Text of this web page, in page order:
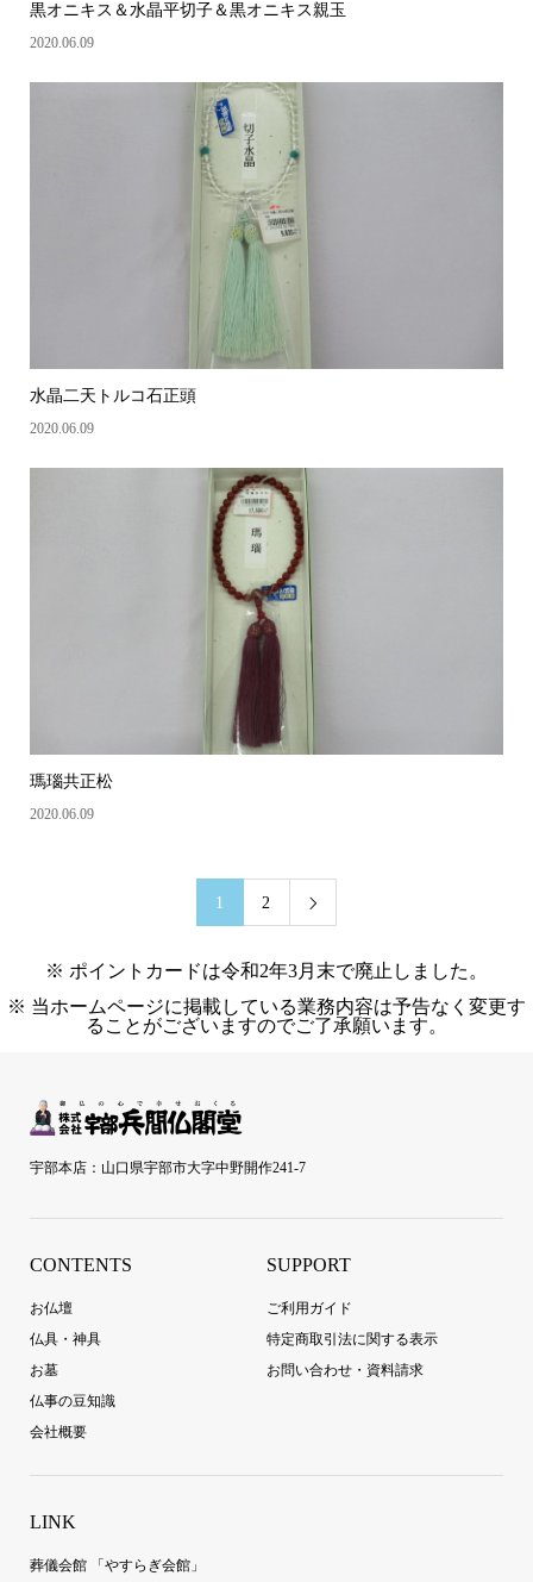
黒オニキス＆水晶平切子＆黒オニキス親玉
2020.06.09
水晶二天トルコ石正頭
2020.06.09
瑪瑙共正松
2020.06.09
1 2 
※ ポイントカードは令和2年3月末で廃止しました。
※ 当ホームページに掲載している業務内容は予告なく変更す
ることがございますのでご了承願います。
宇部本店：山口県宇部市大字中野開作241-7
CONTENTS
お仏壇
仏具・神具
お墓
仏事の豆知識
会社概要
SUPPORT
ご利用ガイド
特定商取引法に関する表示
お問い合わせ・資料請求
LINK
葬儀会館 「やすらぎ会館」